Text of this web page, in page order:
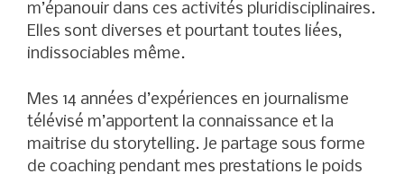
m’épanouir dans ces activités pluridisciplinaires.
Elles sont diverses et pourtant toutes liées,
indissociables même.
Mes 14 années d’expériences en journalisme
télévisé m’apportent la connaissance et la
maitrise du storytelling. Je partage sous forme
de coaching pendant mes prestations le poids